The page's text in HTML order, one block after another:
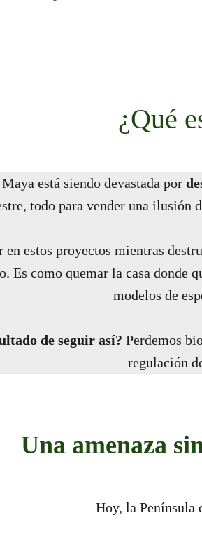
¿Qué
está siendo devastada por
todo para vender una ilusión
estos proyectos mientras
Es como quemar la casa donde
modelos de
de seguir así? Perdemos
regulación
Una amenaza
Hoy, la Península